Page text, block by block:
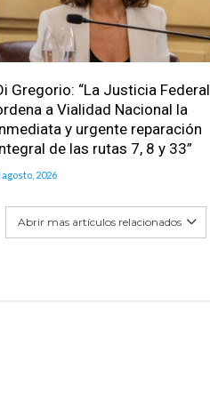
Gregorio: “La Justicia Federal
a Vialidad Nacional la
y urgente reparación
de las rutas 7, 8 y 33”
agosto, 2026
Abrir mas artículos relacionados